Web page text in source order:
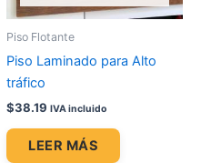
Piso Flotante
Piso Laminado para Alto
tráfico
$38.19 IVA incluido
LEER MÁS